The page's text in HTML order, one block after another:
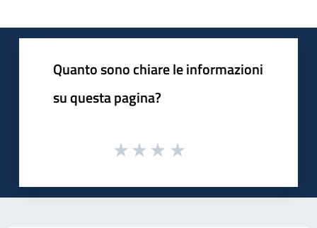
Quanto sono chiare le informazioni
su questa pagina?